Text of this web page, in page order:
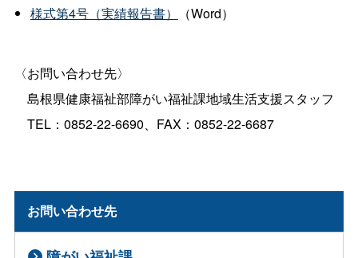
様式第4号（実績報告書）
（Word）
〈お問い合わせ先〉
島根県健康福祉部障がい福祉課地域生活支援スタッフ
TEL：0852-22-6690、FAX：0852-22-6687
お問い合わせ先